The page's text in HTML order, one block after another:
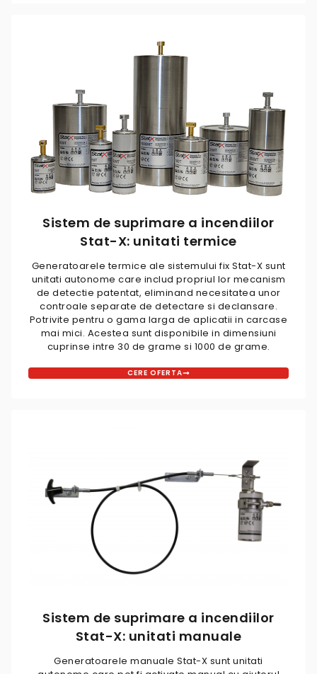
Sistem de suprimare a incendiilor
Stat-X: unitati termice
Generatoarele termice ale sistemului fix Stat-X sunt
unitati autonome care includ propriul lor mecanism
de detectie patentat, eliminand necesitatea unor
controale separate de detectare si declansare.
Potrivite pentru o gama larga de aplicatii in carcase
mai mici. Acestea sunt disponibile in dimensiuni
cuprinse intre 30 de grame si 1000 de grame.
CERE OFERTA
Sistem de suprimare a incendiilor
Stat-X: unitati manuale
Generatoarele manuale Stat-X sunt unitati